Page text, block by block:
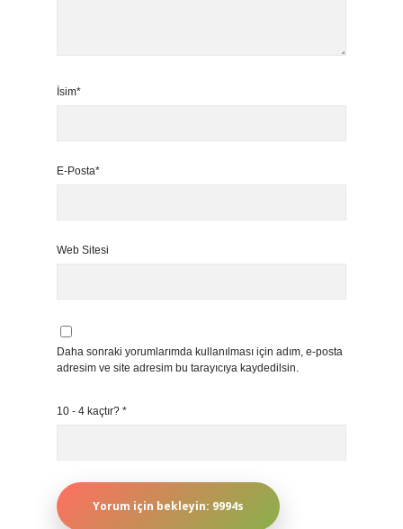
İsim*
E-Posta*
Web Sitesi
Daha sonraki yorumlarımda kullanılması için adım, e-posta
adresim ve site adresim bu tarayıcıya kaydedilsin.
10 - 4 kaçtır? *